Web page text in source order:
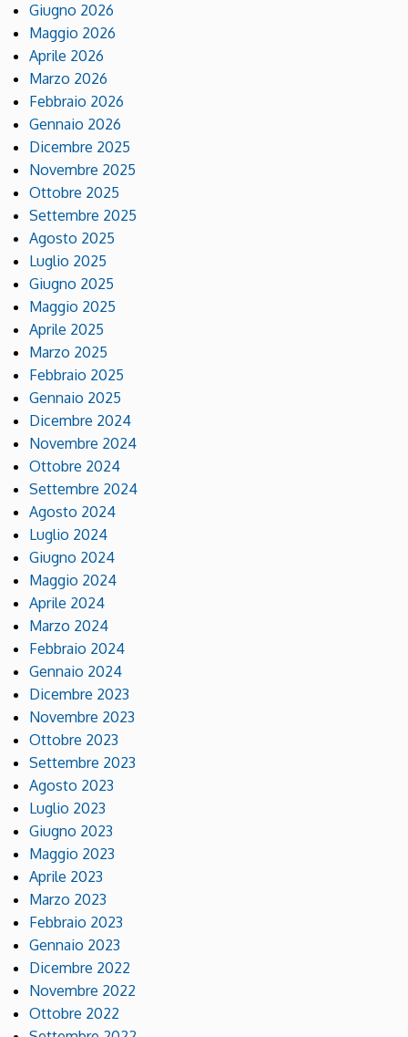
Giugno 2026
Maggio 2026
Aprile 2026
Marzo 2026
Febbraio 2026
Gennaio 2026
Dicembre 2025
Novembre 2025
Ottobre 2025
Settembre 2025
Agosto 2025
Luglio 2025
Giugno 2025
Maggio 2025
Aprile 2025
Marzo 2025
Febbraio 2025
Gennaio 2025
Dicembre 2024
Novembre 2024
Ottobre 2024
Settembre 2024
Agosto 2024
Luglio 2024
Giugno 2024
Maggio 2024
Aprile 2024
Marzo 2024
Febbraio 2024
Gennaio 2024
Dicembre 2023
Novembre 2023
Ottobre 2023
Settembre 2023
Agosto 2023
Luglio 2023
Giugno 2023
Maggio 2023
Aprile 2023
Marzo 2023
Febbraio 2023
Gennaio 2023
Dicembre 2022
Novembre 2022
Ottobre 2022